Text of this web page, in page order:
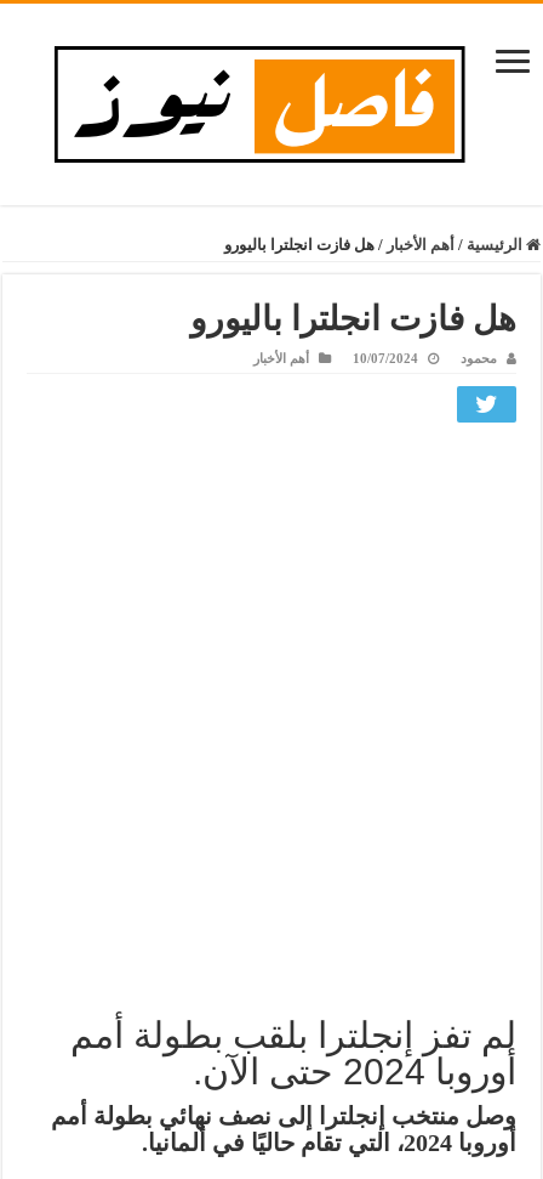
الرئيسية / أهم الأخبار / هل فازت انجلترا باليورو
هل فازت انجلترا باليورو
محمود 10/07/2024 أهم الأخبار
لم تفز إنجلترا بلقب بطولة أمم
أوروبا 2024 حتى الآن.
وصل منتخب إنجلترا إلى نصف نهائي بطولة أمم
أوروبا 2024
، التي تقام حاليًا في ألمانيا.